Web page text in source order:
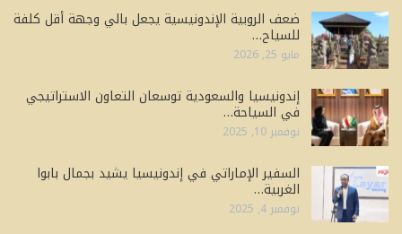
ضعف الروبية الإندونيسية يجعل بالي وجهة أقل كلفة
للسياح…
مايو 25, 2026
إندونيسيا والسعودية توسعان التعاون الاستراتيجي
في السياحة…
نوفمبر 10, 2025
السفير الإماراتي في إندونيسيا يشيد بجمال بابوا
الغربية…
نوفمبر 4, 2025